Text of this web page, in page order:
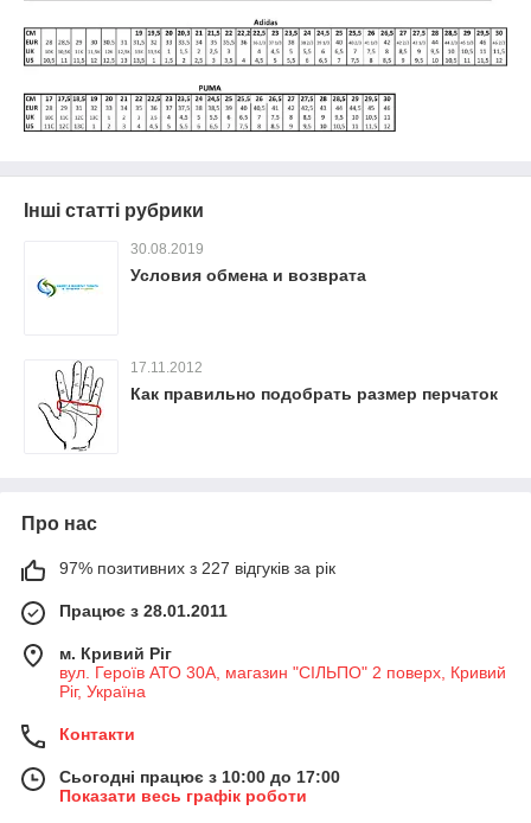
Інші статті рубрики
30.08.2019
Условия обмена и возврата
17.11.2012
Как правильно подобрать размер перчаток
Про нас
97% позитивних з 227 відгуків за рік
Працює з 28.01.2011
м. Кривий Ріг
вул. Героїв АТО 30А, магазин "СІЛЬПО" 2 поверх, Кривий
Ріг, Україна
Контакти
Сьогодні працює з 10:00 до 17:00
Показати весь графік роботи